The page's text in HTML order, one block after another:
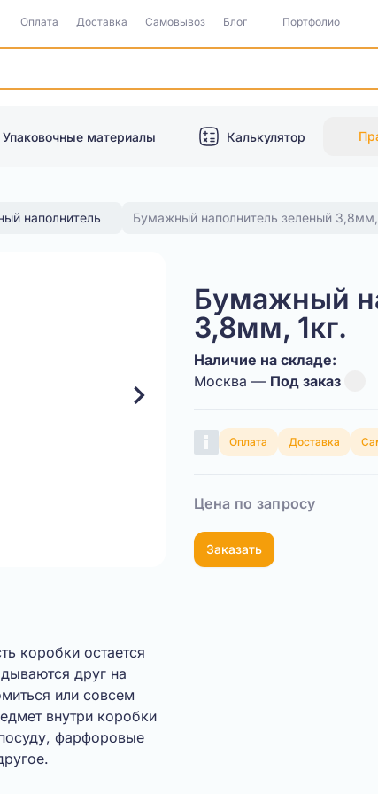
Оплата Доставка Самовывоз Блог Портфолио
Упаковочные материалы Калькулятор
наполнитель Бумажный наполнитель зеленый 3,8мм,
Бумажный
3,8мм, 1кг.
Наличие на складе:
Москва — Под заказ
Оплата Доставка
Цена по запросу
Заказать
коробки остается
друг на
или совсем
внутри коробки
фарфоровые